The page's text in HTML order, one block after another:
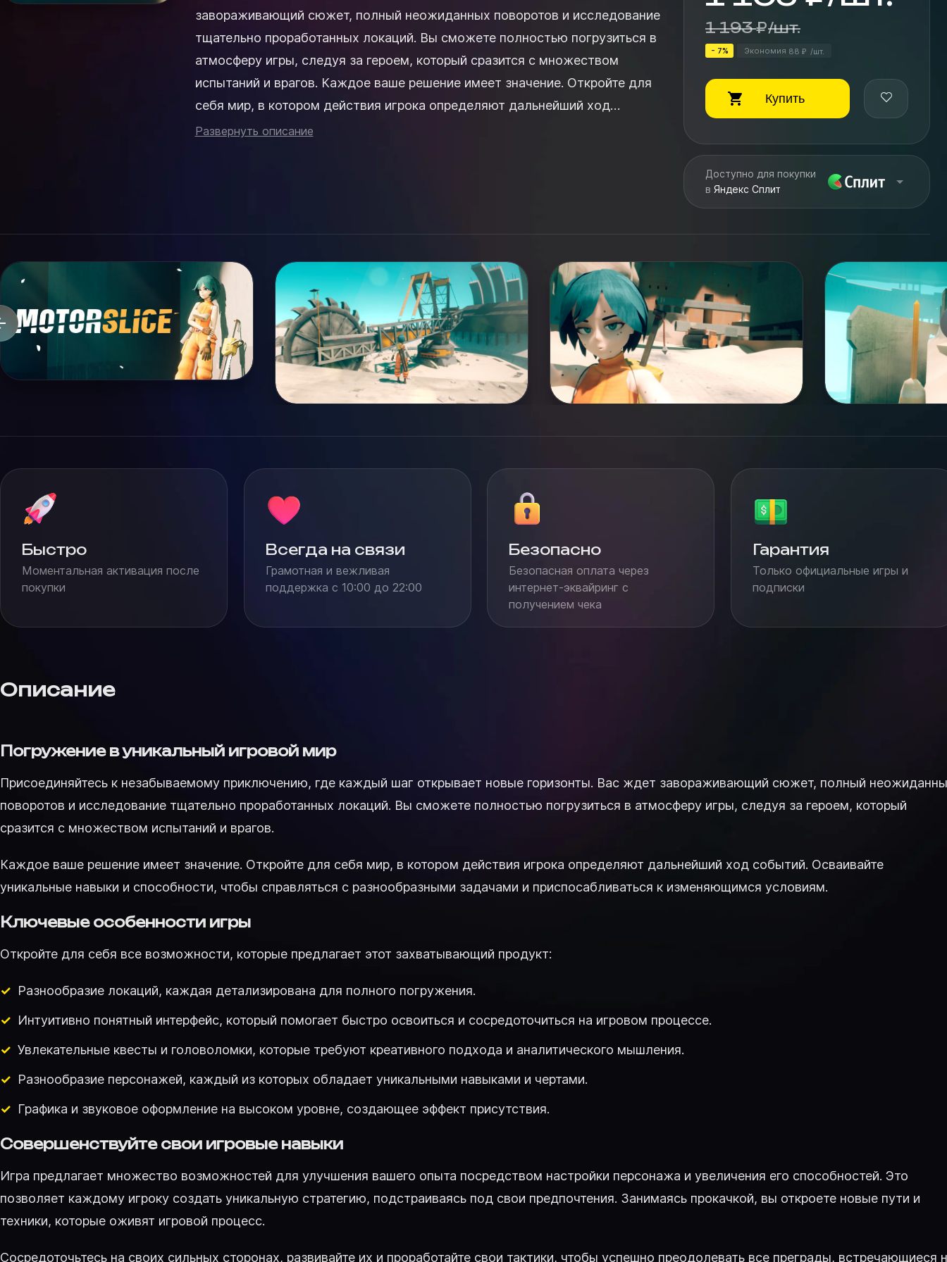
завораживающий сюжет, полный неожиданных поворотов и исследование
тщательно проработанных локаций. Вы сможете полностью погрузиться в
атмосферу игры, следуя за героем, который сразится с множеством
испытаний и врагов. Каждое ваше решение имеет значение. Откройте для
себя мир, в котором действия игрока определяют дальнейший ход
событий. Осваивайте уникальные...
Развернуть описание
1 193 ₽/шт.
- 7% Экономия 88 ₽ /шт.
Купить
Доступно для покупки
в Яндекс Сплит
Быстро
Моментальная активация после
покупки
Всегда на связи
Грамотная и вежливая
поддержка с 10:00 до 22:00
Безопасно
Безопасная оплата через
интернет-эквайринг с
получением чека
Гарантия
Только официальные игры и
подписки
Описание
Погружение в уникальный игровой мир
Присоединяйтесь к незабываемому приключению, где каждый шаг открывает новые горизонты. Вас ждет завораживающий сюжет, полный
поворотов и исследование тщательно проработанных локаций. Вы сможете полностью погрузиться в атмосферу игры, следуя за героем, который
сразится с множеством испытаний и врагов.
Каждое ваше решение имеет значение. Откройте для себя мир, в котором действия игрока определяют дальнейший ход событий. Осваивайте
уникальные навыки и способности, чтобы справляться с разнообразными задачами и приспосабливаться к изменяющимся условиям.
Ключевые особенности игры
Откройте для себя все возможности, которые предлагает этот захватывающий продукт:
Разнообразие локаций, каждая детализирована для полного погружения.
Интуитивно понятный интерфейс, который помогает быстро освоиться и сосредоточиться на игровом процессе.
Увлекательные квесты и головоломки, которые требуют креативного подхода и аналитического мышления.
Разнообразие персонажей, каждый из которых обладает уникальными навыками и чертами.
Графика и звуковое оформление на высоком уровне, создающее эффект присутствия.
Совершенствуйте свои игровые навыки
Игра предлагает множество возможностей для улучшения вашего опыта посредством настройки персонажа и увеличения его способностей. Это
позволяет каждому игроку создать уникальную стратегию, подстраиваясь под свои предпочтения. Занимаясь прокачкой, вы откроете новые пути и
техники, которые оживят игровой процесс.
Сосредоточьтесь на своих сильных сторонах, развивайте их и проработайте свои тактики, чтобы успешно преодолевать все преграды, встречающиеся